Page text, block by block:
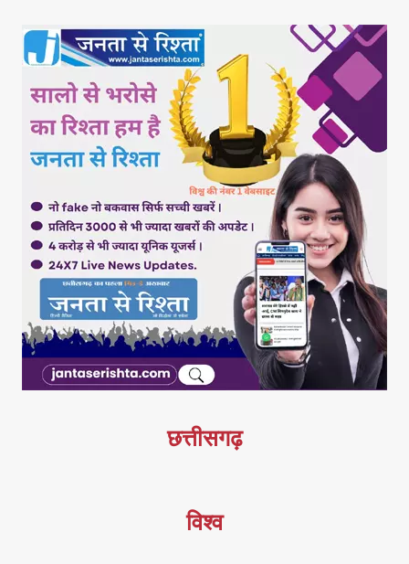
छत्तीसगढ़
विश्व